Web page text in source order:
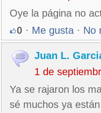
Oye la página no
0 · Me gusta · No
Juan L.
1 de
Ya se rajaron los
sé muchos ya